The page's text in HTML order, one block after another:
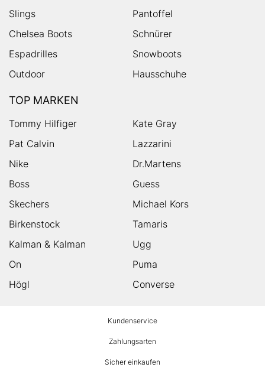
Slings
Pantoffel
Chelsea Boots
Schnürer
Espadrilles
Snowboots
Outdoor
Hausschuhe
TOP MARKEN
Tommy Hilfiger
Kate Gray
Pat Calvin
Lazzarini
Nike
Dr.Martens
Boss
Guess
Skechers
Michael Kors
Birkenstock
Tamaris
Kalman & Kalman
Ugg
On
Puma
Högl
Converse
Kundenservice
Zahlungsarten
Sicher einkaufen